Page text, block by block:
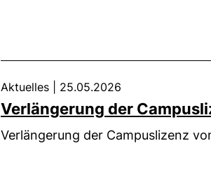
Verlängerung der
Aktuelles 25.05.2026
Verlängerung der Campuslizenz